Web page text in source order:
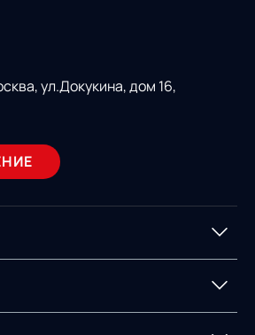
ул.Докукина, дом 16,
Импортозамещение